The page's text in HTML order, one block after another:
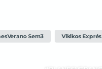
Sem3 Vikikos Exprés